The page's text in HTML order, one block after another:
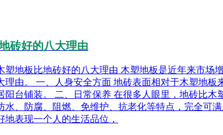
砖好的八大理由
塑地板比地砖好的八大理由 木塑地板是近年来市
由。 一、人身安全方面 地砖表面相对于木塑地
台铺装。 二、日常保养 在很多人眼里，地砖比
、防腐、阻燃、免维护、抗老化等特点，完全可
表现一个人的生活品位，